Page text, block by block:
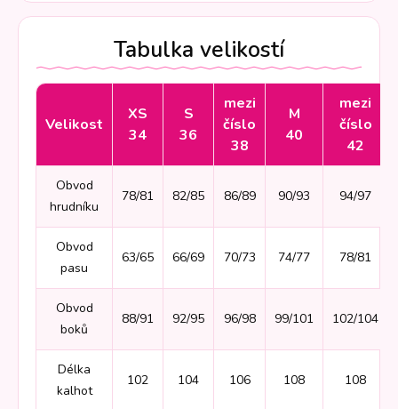
Tabulka velikostí
Velikost
XS
34
S
36
mezi
číslo
38
M
40
mezi
číslo
42
Obvod
hrudníku
78/81 82/85 86/89 90/93 94/97
Obvod
pasu
63/65 66/69 70/73 74/77 78/81
Obvod
boků
88/91 92/95 96/98 99/101 102/104
Délka
kalhot
102 104 106 108 108